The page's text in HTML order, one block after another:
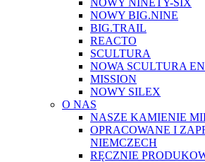
NOWY NINETY-SIX
NOWY BIG.NINE
BIG.TRAIL
REACTO
SCULTURA
NOWA SCULTURA
MISSION
NOWY SILEX
O NAS
NASZE KAMIENIE
OPRACOWANE I
NIEMCZECH
RĘCZNIE